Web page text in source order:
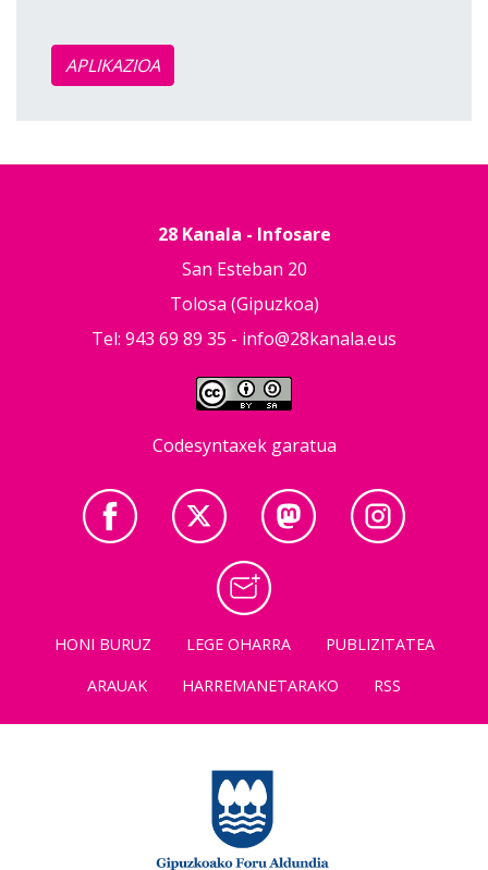
APLIKAZIOA
28 Kanala - Infosare
San Esteban 20
Tolosa (Gipuzkoa)
Tel: 943 69 89 35 - info@28kanala.eus
Codesyntaxek garatua
HONI BURUZ LEGE OHARRA
PUBLIZITATEA
ARAUAK
HARREMANETARAKO RSS